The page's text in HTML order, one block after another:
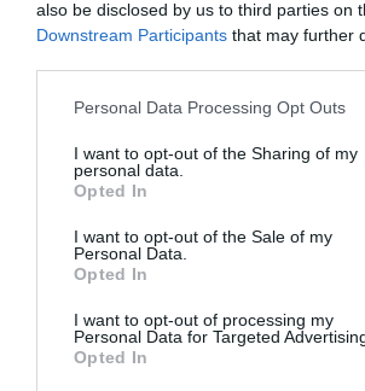
also be disclosed by us to third parties on
Downstream Participants that may further
Please note that this website/app uses
not limited to your visit or usage behaviour.
grant or deny consent to Google and its
use your data for below specified
consent section.
Personal Data Processing Opt Outs
I want to opt-out of the Sharing of my
personal data.
Opted In
I want to opt-out of the Sale of my
Personal Data.
Opted In
I want to opt-out of processing my
Personal Data for Targeted
Opted In
körülmények
körülményekről beszélünk. A
víznyomás, és semmilyen légzseb
fenn hosszabb ideig. A
hogy a tat bizonyos részeiben
életben volt, amikor a hajó eltűnt a
azonban legfeljebb
tarthatott.
Megbízható források és